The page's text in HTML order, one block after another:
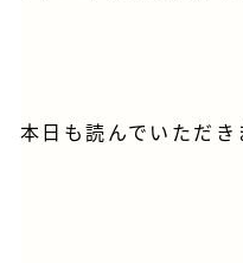
本日も読んでいただき